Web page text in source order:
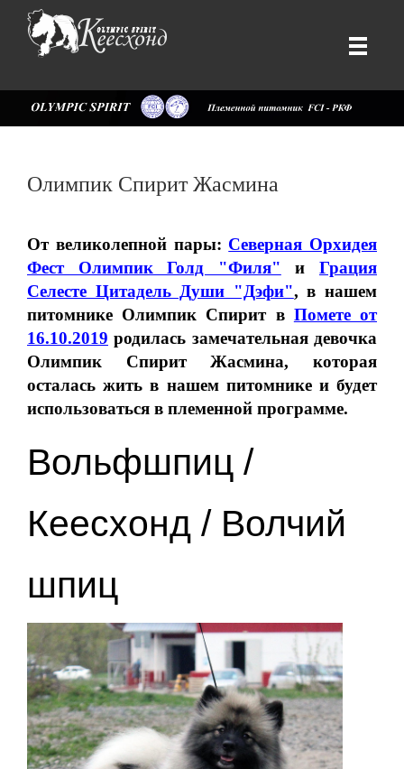
Олимпик Спирит Жасмина
От великолепной пары: Северная Орхидея
Фест Олимпик Голд "Филя" иГрация
Селесте Цитадель Души "Дэфи", в нашем
питомнике Олимпик Спирит в Помете от
16.10.2019 родилась замечательная девочка
Олимпик Спирит Жасмина, которая
осталась жить в нашем питомнике и будет
использоваться в племенной программе.
Вольфшпиц /
Кеесхонд / Волчий
шпиц